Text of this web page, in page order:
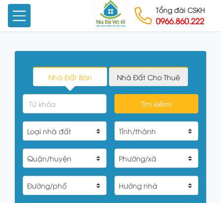
Tổng đài CSKH
0966.860.222
Nhà Đất Bán Nhà Đất Cho Thuê
Tìm kiếm!